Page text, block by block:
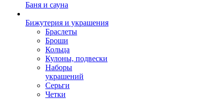
Баня и сауна
Бижутерия и украшения
Браслеты
Броши
Кольца
Кулоны, подвески
Наборы
украшений
Серьги
Четки